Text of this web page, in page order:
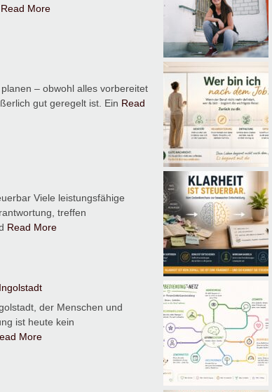
Read More
– obwohl alles vorbereitet
gut geregelt ist. Ein Read
Viele leistungsfähige
treffen
Read More
der Menschen und
ist heute kein
More